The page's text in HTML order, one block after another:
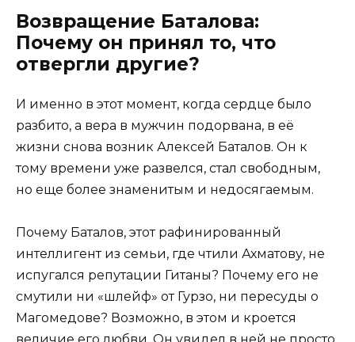
Возвращение Баталова:
Почему он принял то, что
отвергли другие?
И именно в этот момент, когда сердце было
разбито, а вера в мужчин подорвана, в её
жизни снова возник Алексей Баталов. Он к
тому времени уже развелся, стал свободным,
но еще более знаменитым и недосягаемым.
Почему Баталов, этот рафинированный
интеллигент из семьи, где чтили Ахматову, не
испугался репутации Гитаны? Почему его не
смутили ни «шлейф» от Гурзо, ни пересуды о
Магомедове? Возможно, в этом и кроется